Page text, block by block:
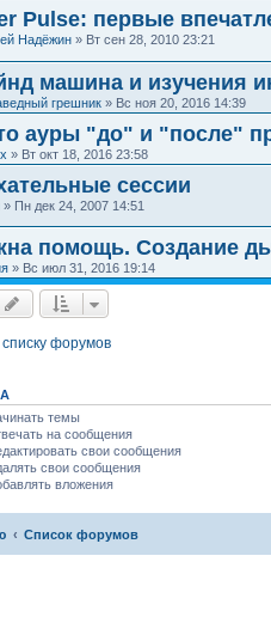
Pulse: первые
Надёжин » Вт сен 28, 2010 23:21
машина и изучения
грешник » Вс ноя 20, 2016 14:39
ауры "до" и "после"
» Вт окт 18, 2016 23:58
сессии
» Пн дек 24, 2007 14:51
помощь. Создание
» Вс июл 31, 2016 19:14
списку форумов
темы
на сообщения
свои сообщения
свои сообщения
вложения
Список форумов